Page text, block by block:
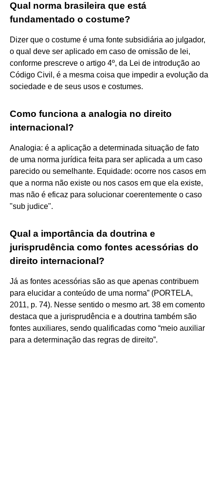
Qual norma brasileira que está
fundamentado o costume?
Dizer que o costume é uma fonte subsidiária ao julgador,
o qual deve ser aplicado em caso de omissão de lei,
conforme prescreve o artigo 4º, da Lei de introdução ao
Código Civil, é a mesma coisa que impedir a evolução da
sociedade e de seus usos e costumes.
Como funciona a analogia no direito
internacional?
Analogia: é a aplicação a determinada situação de fato
de uma norma jurídica feita para ser aplicada a um caso
parecido ou semelhante. Equidade: ocorre nos casos em
que a norma não existe ou nos casos em que ela existe,
mas não é eficaz para solucionar coerentemente o caso
"sub judice".
Qual a importância da doutrina e
jurisprudência como fontes acessórias do
direito internacional?
Já as fontes acessórias são as que apenas contribuem
para elucidar a conteúdo de uma norma” (PORTELA,
2011, p. 74). Nesse sentido o mesmo art. 38 em comento
destaca que a jurisprudência e a doutrina também são
fontes auxiliares, sendo qualificadas como “meio auxiliar
para a determinação das regras de direito”.